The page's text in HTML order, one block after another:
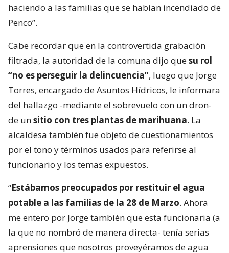
haciendo a las familias que se habían incendiado de
Penco”.
Cabe recordar que en la controvertida grabación
filtrada, la autoridad de la comuna dijo quesu rol
“no es perseguir la delincuencia”, luego que Jorge
Torres, encargado de Asuntos Hídricos, le informara
del hallazgo -mediante el sobrevuelo con un dron-
de unsitio con tres plantas de marihuana. La
alcaldesa también fue objeto de cuestionamientos
por el tono y términos usados para referirse al
funcionario y los temas expuestos.
“Estábamos preocupados por restituir el agua
potable a las familias de la 28 de Marzo. Ahora
me entero por Jorge también que esta funcionaria (a
la que no nombró de manera directa- tenía serias
aprensiones que nosotros proveyéramos de agua